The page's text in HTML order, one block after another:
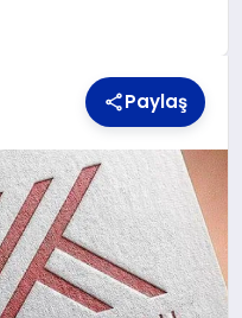
Paylaş